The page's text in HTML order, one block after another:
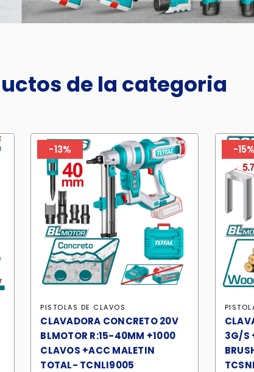
de la categoria
-13%
PISTOLAS DE CLAVOS
CLAVADORA CONCRETO 20V
BLMOTOR R:15-40MM +1000
CLAVOS +ACC MALETIN
TOTAL- TCNLI9005
-15%
3G/S